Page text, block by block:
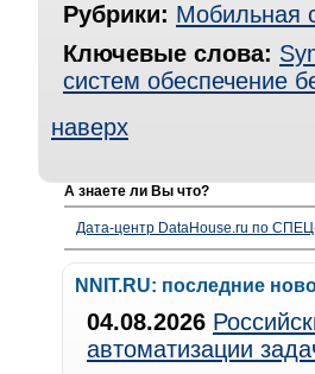
Рубрики: Мобильная
Ключевые слова:
систем обеспечение
наверх
А знаете ли Вы что?
Дата-центр DataHouse.ru по
NNIT.RU: последние
04.08.2026
автоматизации